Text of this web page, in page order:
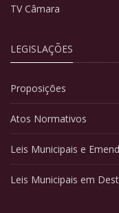
TV Câmara
LEGISLAÇÕES
Proposições
Atos Normativos
Leis Municipais e
Leis Municipais em